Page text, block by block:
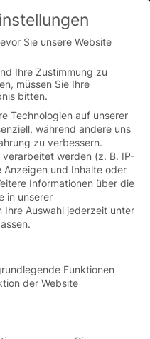
German website.
Sie unsere Website
Ihre Zustimmung zu
müssen Sie Ihre
bitten.
Technologien auf unserer
während andere uns
zu verbessern.
werden (z. B. IP-
Anzeigen und Inhalte oder
Informationen über die
in unserer
Ihre Auswahl jederzeit unter
Funktionen
der Website